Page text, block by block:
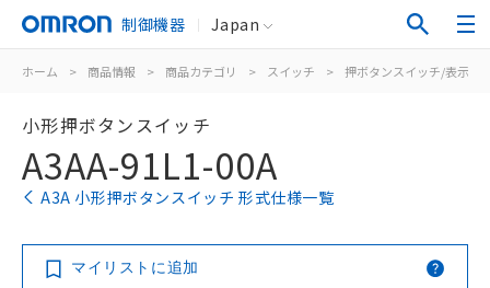
制御機器 Japan
ホーム > 商品情報 > 商品カテゴリ > スイッチ > 押ボタンスイッチ/表示灯
小形押ボタンスイッチ
A3AA-91L1-00A
A3A 小形押ボタンスイッチ 形式仕様一覧
マイリストに追加